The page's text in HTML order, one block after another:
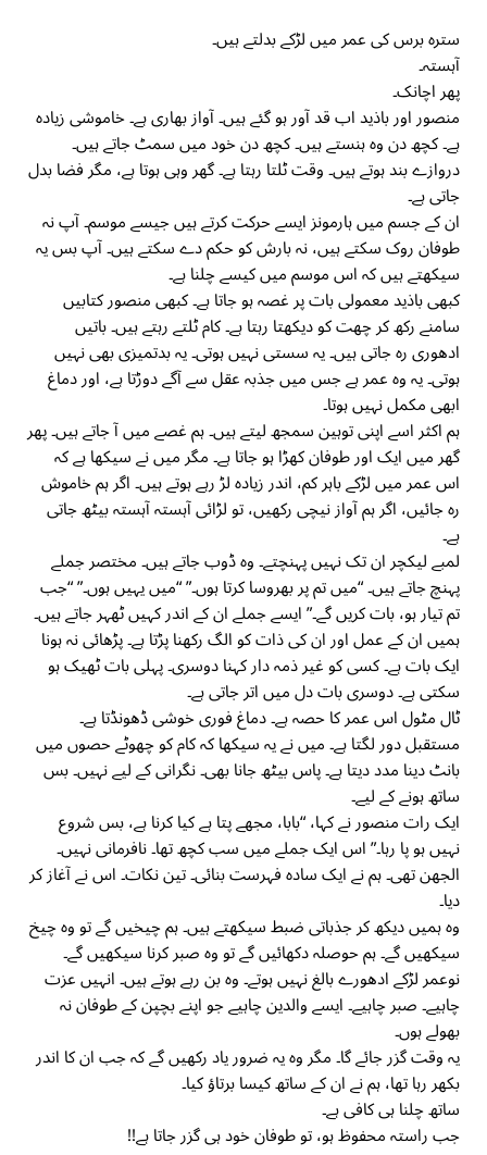
سترہ برس کی عمر میں لڑکے بدلتے ہیں۔
آہستہ۔
پھر اچانک۔
منصور اور باذید اب قد آور ہو گئے ہیں۔ آواز بھاری ہے۔ خاموشی زیادہ
ہے۔ کچھ دن وہ ہنستے ہیں۔ کچھ دن خود میں سمٹ جاتے ہیں۔
دروازے بند ہوتے ہیں۔ وقت ٹلتا رہتا ہے۔ گھر وہی ہوتا ہے، مگر فضا بدل
جاتی ہے۔
ان کے جسم میں ہارمونز ایسے حرکت کرتے ہیں جیسے موسم۔ آپ نہ
طوفان روک سکتے ہیں، نہ بارش کو حکم دے سکتے ہیں۔ آپ بس یہ
سیکھتے ہیں کہ اس موسم میں کیسے چلنا ہے۔
کبھی باذید معمولی بات پر غصہ ہو جاتا ہے۔ کبھی منصور کتابیں
سامنے رکھ کر چھت کو دیکھتا رہتا ہے۔ کام ٹلتے رہتے ہیں۔ باتیں
ادھوری رہ جاتی ہیں۔ یہ سستی نہیں ہوتی۔ یہ بدتمیزی بھی نہیں
ہوتی۔ یہ وہ عمر ہے جس میں جذبہ عقل سے آگے دوڑتا ہے، اور دماغ
ابھی مکمل نہیں ہوتا۔
ہم اکثر اسے اپنی توہین سمجھ لیتے ہیں۔ ہم غصے میں آ جاتے ہیں۔ پھر
گھر میں ایک اور طوفان کھڑا ہو جاتا ہے۔ مگر میں نے سیکھا ہے کہ
اس عمر میں لڑکے باہر کم، اندر زیادہ لڑ رہے ہوتے ہیں۔ اگر ہم خاموش
رہ جائیں، اگر ہم آواز نیچی رکھیں، تو لڑائی آہستہ آہستہ بیٹھ جاتی
ہے۔
لمبے لیکچر ان تک نہیں پہنچتے۔ وہ ڈوب جاتے ہیں۔ مختصر جملے
پہنچ جاتے ہیں۔ “میں تم پر بھروسا کرتا ہوں۔” “میں یہیں ہوں۔” “جب
تم تیار ہو، بات کریں گے۔” ایسے جملے ان کے اندر کہیں ٹھہر جاتے ہیں۔
ہمیں ان کے عمل اور ان کی ذات کو الگ رکھنا پڑتا ہے۔ پڑھائی نہ ہونا
ایک بات ہے۔ کسی کو غیر ذمہ دار کہنا دوسری۔ پہلی بات ٹھیک ہو
سکتی ہے۔ دوسری بات دل میں اتر جاتی ہے۔
ٹال مٹول اس عمر کا حصہ ہے۔ دماغ فوری خوشی ڈھونڈتا ہے۔
مستقبل دور لگتا ہے۔ میں نے یہ سیکھا کہ کام کو چھوٹے حصوں میں
بانٹ دینا مدد دیتا ہے۔ پاس بیٹھ جانا بھی۔ نگرانی کے لیے نہیں۔ بس
ساتھ ہونے کے لیے۔
ایک رات منصور نے کہا، “بابا، مجھے پتا ہے کیا کرنا ہے، بس شروع
نہیں ہو پا رہا۔” اس ایک جملے میں سب کچھ تھا۔ نافرمانی نہیں۔
الجھن تھی۔ ہم نے ایک سادہ فہرست بنائی۔ تین نکات۔ اس نے آغاز کر
دیا۔
وہ ہمیں دیکھ کر جذباتی ضبط سیکھتے ہیں۔ ہم چیخیں گے تو وہ چیخ
سیکھیں گے۔ ہم حوصلہ دکھائیں گے تو وہ صبر کرنا سیکھیں گے۔
نوعمر لڑکے ادھورے بالغ نہیں ہوتے۔ وہ بن رہے ہوتے ہیں۔ انہیں عزت
چاہیے۔ صبر چاہیے۔ ایسے والدین چاہیے جو اپنے بچپن کے طوفان نہ
بھولے ہوں۔
یہ وقت گزر جائے گا۔ مگر وہ یہ ضرور یاد رکھیں گے کہ جب ان کا اندر
بکھر رہا تھا، ہم نے ان کے ساتھ کیسا برتاؤ کیا۔
ساتھ چلنا ہی کافی ہے۔
جب راستہ محفوظ ہو، تو طوفان خود ہی گزر جاتا ہے!!